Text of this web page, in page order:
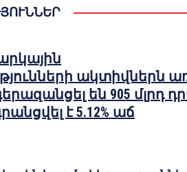
ակտիվներն
են 905 մլրդ
է 5.12% աճ